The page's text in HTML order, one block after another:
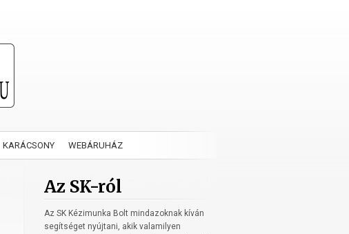
KARÁCSONY WEBÁRUHÁZ
Az SK-ról
Az SK Kézimunka Bolt mindazoknak kíván
segítséget nyújtani, akik valamilyen